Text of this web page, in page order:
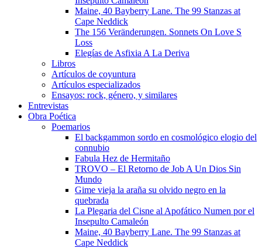
Maine, 40 Bayberry Lane. The 99 Stanzas at
Cape Neddick
The 156 Veränderungen. Sonnets On Love S
Loss
Elegías de Asfixia A La Deriva
Libros
Artículos de coyuntura
Artículos especializados
Ensayos: rock, género, y similares
Entrevistas
Obra Poética
Poemarios
El backgammon sordo en cosmológico elogio del
connubio
Fabula Hez de Hermitaño
TROVO – El Retorno de Job A Un Dios Sin
Mundo
Gime vieja la araña su olvido negro en la
quebrada
La Plegaria del Cisne al Apofático Numen por el
Insepulto Camaleón
Maine, 40 Bayberry Lane. The 99 Stanzas at
Cape Neddick